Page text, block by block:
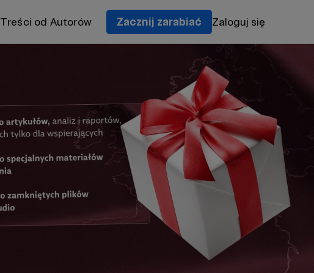
Treści od Autorów Zacznij zarabiać Zaloguj się